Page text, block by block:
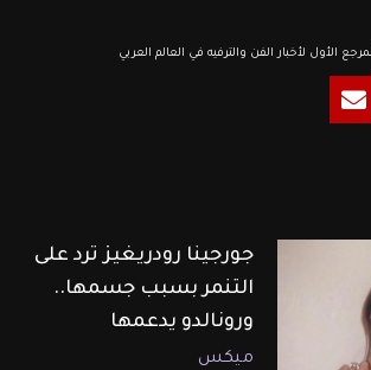
جورجينا رودريغيز ترد على
التنمر بسبب جسمها..
ورونالدو يدعمها
ميكس